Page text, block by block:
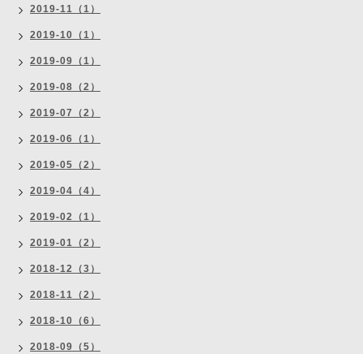
2019-11（1）
2019-10（1）
2019-09（1）
2019-08（2）
2019-07（2）
2019-06（1）
2019-05（2）
2019-04（4）
2019-02（1）
2019-01（2）
2018-12（3）
2018-11（2）
2018-10（6）
2018-09（5）